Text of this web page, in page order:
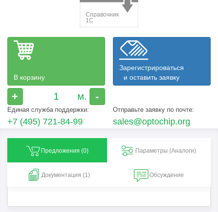
В корзину
+ -
Зарегистрироваться
и оставить заявку
Единая служба поддержки:
+7 (495) 721-84-99
Отправьте заявку по почте:
sales@optochip.org
Предложения (0) Параметры (Aналоги)
Документация (1) Обсуждение